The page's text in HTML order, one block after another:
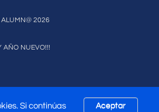
ALUMN@ 2026
AÑO NUEVO!!!
Si continúas Aceptar